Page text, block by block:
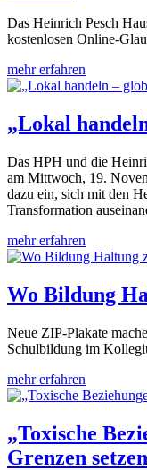
Das Heinrich Pesch
kostenlosen Online-
mehr erfahren
„Lokal
Das HPH und die
am Mittwoch, 19.
dazu ein, sich mit den
Transformation
mehr erfahren
Wo Bildung
Neue ZIP-Plakate
Schulbildung im
mehr erfahren
„Toxische
Grenzen